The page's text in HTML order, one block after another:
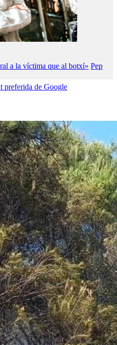
a la víctima que al botxí» Pep
preferida de Google